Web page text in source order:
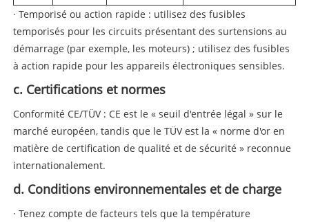
· Temporisé ou action rapide : utilisez des fusibles
temporisés pour les circuits présentant des surtensions au
démarrage (par exemple, les moteurs) ; utilisez des fusibles
à action rapide pour les appareils électroniques sensibles.
c. Certifications et normes
Conformité CE/TÜV : CE est le « seuil d'entrée légal » sur le
marché européen, tandis que le TÜV est la « norme d'or en
matière de certification de qualité et de sécurité » reconnue
internationalement.
d. Conditions environnementales et de charge
· Tenez compte de facteurs tels que la température